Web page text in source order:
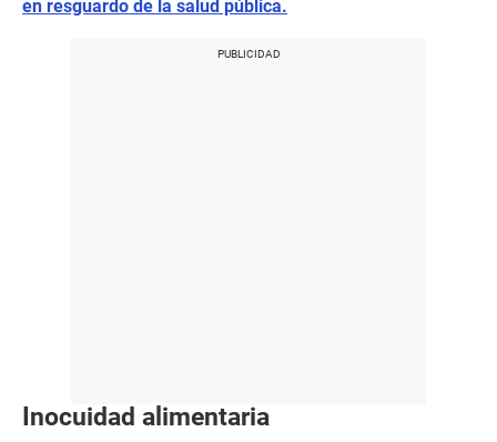
en resguardo de la salud pública.
Inocuidad alimentaria